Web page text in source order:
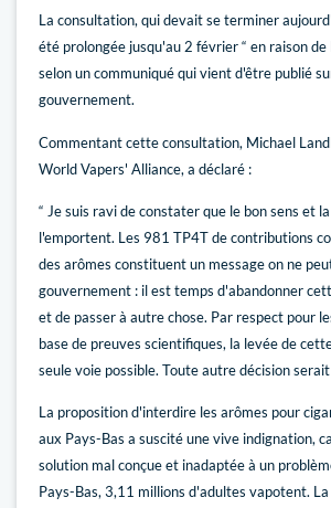
La consultation, qui devait se terminer
été prolongée jusqu'au 2 février “ en raison de
selon un communiqué qui vient d'être publié
gouvernement.
Commentant cette consultation, Michael
World Vapers' Alliance, a déclaré :
“ Je suis ravi de constater que le bon sens et
l'emportent. Les 981 TP4T de contributions
des arômes constituent un message on ne
gouvernement : il est temps d'abandonner
et de passer à autre chose. Par respect pour
base de preuves scientifiques, la levée de
seule voie possible. Toute autre décision serait
La proposition d'interdire les arômes pour
aux Pays-Bas a suscité une vive indignation,
solution mal conçue et inadaptée à un
Pays-Bas, 3,11 millions d'adultes vapotent.